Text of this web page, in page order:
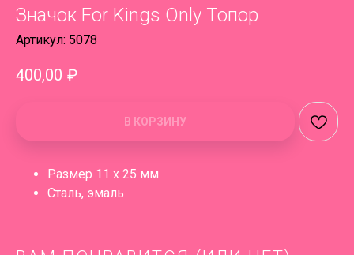
Значок For Kings Only Топор
Артикул: 5078
400,00 ₽
В КОРЗИНУ
Размер 11 x 25 мм
Сталь, эмаль